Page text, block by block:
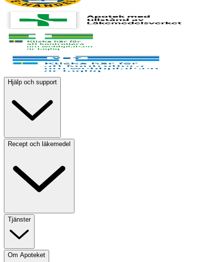
Hjälp och support
Recept och läkemedel
Tjänster
Om Apoteket